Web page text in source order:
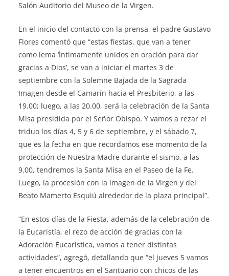
Salón Auditorio del Museo de la Virgen.
En el inicio del contacto con la prensa, el padre Gustavo
Flores comentó que “estas fiestas, que van a tener
como lema ‘Íntimamente unidos en oración para dar
gracias a Dios’, se van a iniciar el martes 3 de
septiembre con la Solemne Bajada de la Sagrada
Imagen desde el Camarín hacia el Presbiterio, a las
19.00; luego, a las 20.00, será la celebración de la Santa
Misa presidida por el Señor Obispo. Y vamos a rezar el
triduo los días 4, 5 y 6 de septiembre, y el sábado 7,
que es la fecha en que recordamos ese momento de la
protección de Nuestra Madre durante el sismo, a las
9.00, tendremos la Santa Misa en el Paseo de la Fe.
Luego, la procesión con la imagen de la Virgen y del
Beato Mamerto Esquiú alrededor de la plaza principal”.
“En estos días de la Fiesta, además de la celebración de
la Eucaristía, el rezo de acción de gracias con la
Adoración Eucarística, vamos a tener distintas
actividades”, agregó, detallando que “el jueves 5 vamos
a tener encuentros en el Santuario con chicos de las